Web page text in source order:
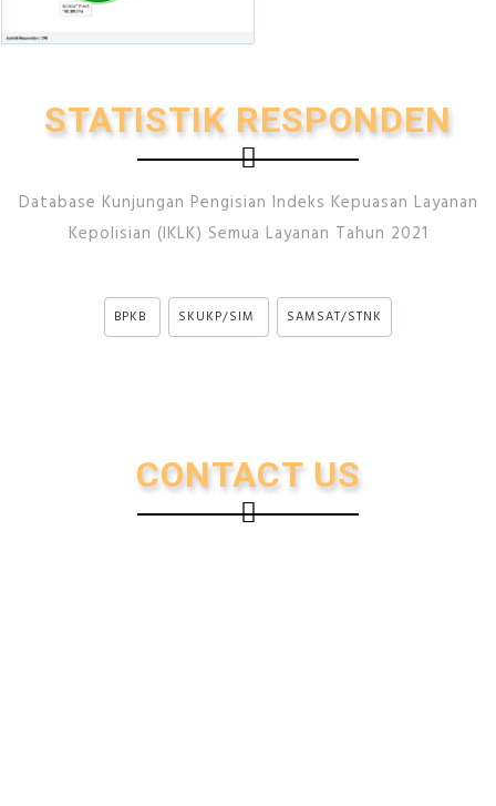
STATISTIK RESPONDEN
Database Kunjungan Pengisian Indeks Kepuasan Layanan
Kepolisian (IKLK) Semua Layanan Tahun 2021
BPKB SKUKP/SIM SAMSAT/STNK
CONTACT US